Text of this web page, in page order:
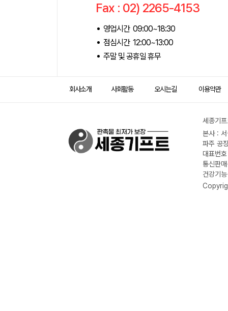
Fax : 02) 2265-4153
영업시간 09:00~18:30
점심시간 12:00~13:00
주말 및 공휴일 휴무
회사소개 사회활동 오시는길 이용약관
세종기
본사 :
파주 공
대표번
통신판
건강기